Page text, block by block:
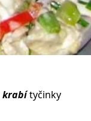
krabítyčinky